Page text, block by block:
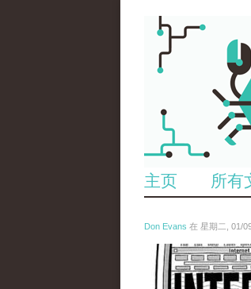
主页 所有
Don Evans 在 星期二, 01/